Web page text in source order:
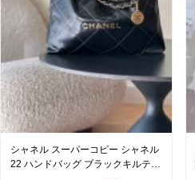
シャネル スーパーコピー シャネル
22 ハンドバッグ ブラックキルティ